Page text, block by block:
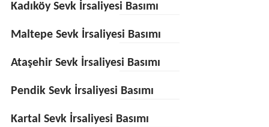
Kadıköy Sevk İrsaliyesi Basımı
Maltepe Sevk İrsaliyesi Basımı
Ataşehir Sevk İrsaliyesi Basımı
Pendik Sevk İrsaliyesi Basımı
Kartal Sevk İrsaliyesi Basımı